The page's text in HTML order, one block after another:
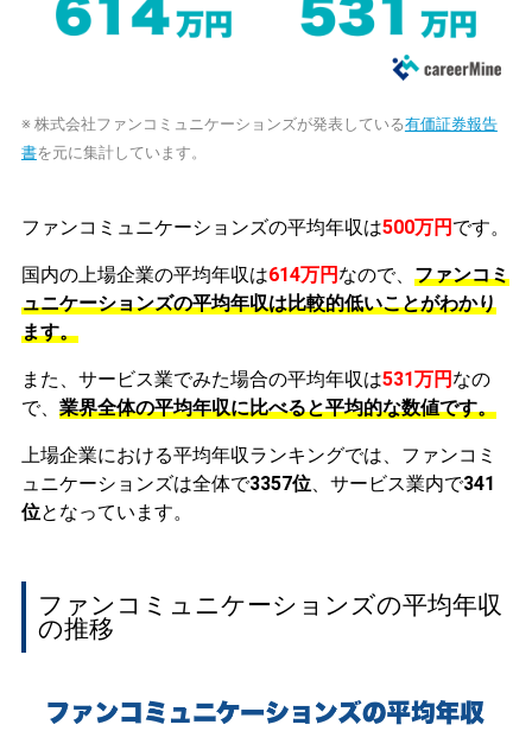
※ 株式会社ファンコミュニケーションズが発表している有価証券報告
書を元に集計しています。
ファンコミュニケーションズの平均年収は500万円 です。
国内の上場企業の平均年収は614万円 なので、 ファンコミ
ュニケーションズの平均年収は比較的低いことがわかり
ます。
また、サービス業でみた場合の平均年収は531万円 なの
で、 業界全体の平均年収に比べると平均的な数値です。
上場企業における平均年収ランキングでは、ファンコミ
ュニケーションズは全体で3357位、サービス業内で341
位となっています。
ファンコミュニケーションズの平均年収
の推移